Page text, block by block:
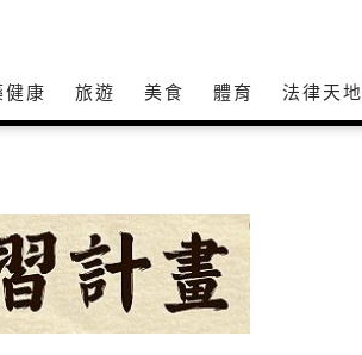
健康 旅遊 美食 體育 法律天地